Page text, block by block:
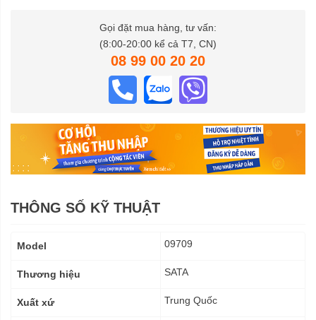
Gọi đặt mua hàng, tư vấn:
(8:00-20:00 kể cả T7, CN)
08 99 00 20 20
THÔNG SỐ KỸ THUẬT
kỹ
Model 09709
Thương hiệu SATA
Xuất xứ Trung Quốc